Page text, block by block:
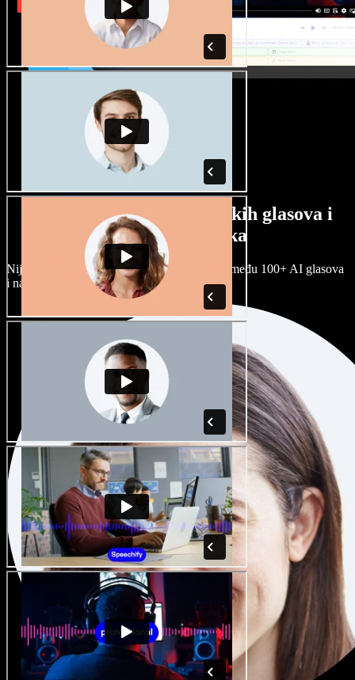
Veliki izbor muških i ženskih glasova i
raznih naglasaka
Nijedan projekt ne mora zvučati isto. Birajte među 100+ AI glasova
i naglasaka i prilagodite ih sebi.